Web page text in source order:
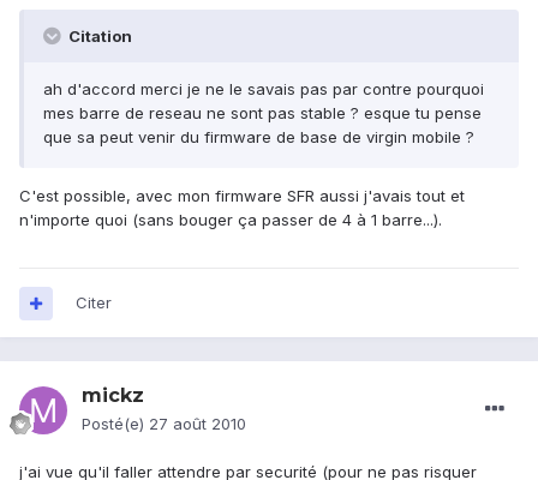
Citation
ah d'accord merci je ne le savais pas par contre pourquoi
mes barre de reseau ne sont pas stable ? esque tu pense
que sa peut venir du firmware de base de virgin mobile ?
C'est possible, avec mon firmware SFR aussi j'avais tout et
n'importe quoi (sans bouger ça passer de 4 à 1 barre...).
Citer
mickz
Posté(e) 27 août 2010
j'ai vue qu'il faller attendre par securité (pour ne pas risquer